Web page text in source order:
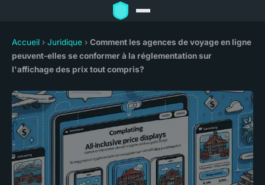
Accueil › Juridique › Comment les agences de voyage en ligne
peuvent-elles se conformer à la réglementation sur
l'affichage des prix tout compris?